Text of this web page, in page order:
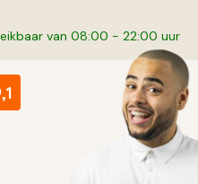
van 08:00 - 22:00 uur